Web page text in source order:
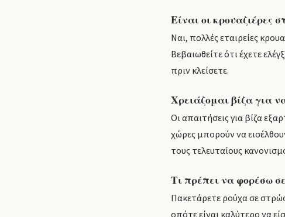
Είναι οι κρουαζιέρες
Ναι, πολλές εταιρείες
Βεβαιωθείτε ότι έχετε
πριν κλείσετε.
Χρειάζομαι βίζα για
Οι απαιτήσεις για βίζα
χώρες μπορούν να
τους τελευταίους
Τι πρέπει να φορέσω
Πακετάρετε ρούχα σε